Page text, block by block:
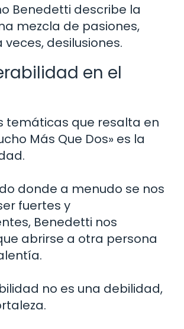
Benedetti describe la
mezcla de pasiones,
veces, desilusiones.
en el
temáticas que resalta en
Más Que Dos» es la
donde a menudo se nos
fuertes y
Benedetti nos
abrirse a otra persona
no es una debilidad,